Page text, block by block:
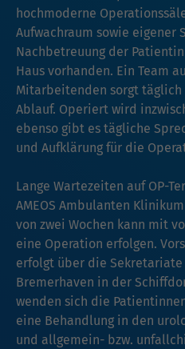
hochmoderne
Aufwachraum sowie eigener
Nachbetreuung der
Haus vorhanden. Ein Team
Mitarbeitenden sorgt
Ablauf. Operiert wird
ebenso gibt es tägliche
und Aufklärung für die
Lange Wartezeiten auf OP-
AMEOS Ambulanten
von zwei Wochen kann mit
eine Operation erfolgen.
erfolgt über die Sekretariate
Bremerhaven in der
wenden sich die
eine Behandlung in den
und allgemein- bzw.